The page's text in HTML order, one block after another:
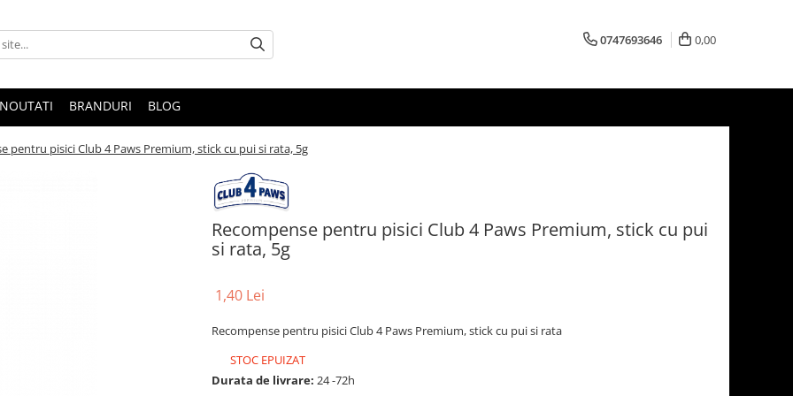
0747693646 0,00
NOUTATI BRANDURI BLOG
pentru pisici Club 4 Paws Premium, stick cu pui si rata, 5g
Recompense pentru pisici Club 4 Paws Premium, stick cu pui
si rata, 5g
1,40 Lei
Recompense pentru pisici Club 4 Paws Premium, stick cu pui si rata
STOC EPUIZAT
Durata de livrare: 24 -72h